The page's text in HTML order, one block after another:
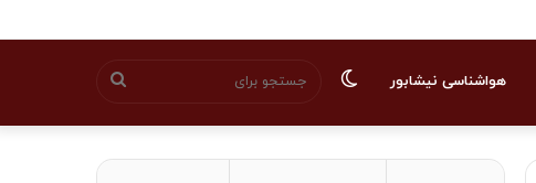
هواشناسی نیشابور
برای
تغییر